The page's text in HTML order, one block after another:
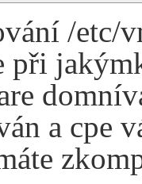
/etc/
při
a cpe